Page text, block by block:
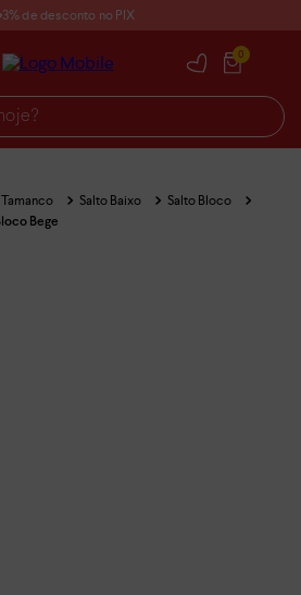
3% de desconto no PIX
0
Tamanco
Tamanco Mississipi de Salto Bloco